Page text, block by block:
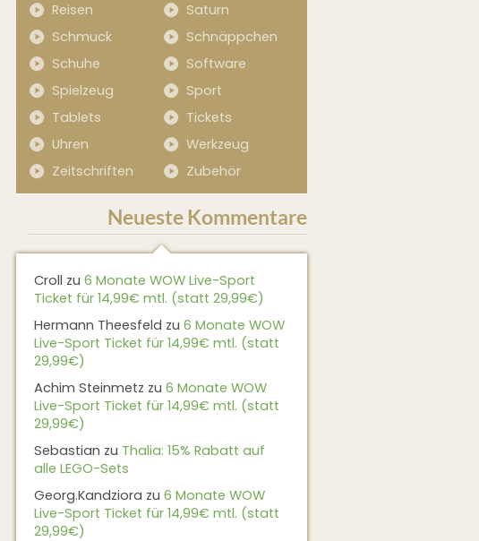
Reisen
Saturn
Schmuck
Schnäppchen
Schuhe
Software
Spielzeug
Sport
Tablets
Tickets
Uhren
Werkzeug
Zeitschriften
Zubehör
Neueste Kommentare
Croll zu 6 Monate WOW Live-Sport
Ticket für 14,99€ mtl. (statt 29,99€)
Hermann Theesfeld zu 6 Monate WOW
Live-Sport Ticket für 14,99€ mtl. (statt
29,99€)
Achim Steinmetz zu 6 Monate WOW
Live-Sport Ticket für 14,99€ mtl. (statt
29,99€)
Sebastian zu Thalia: 15% Rabatt auf
alle LEGO-Sets
Georg.Kandziora zu 6 Monate WOW
Live-Sport Ticket für 14,99€ mtl. (statt
29,99€)